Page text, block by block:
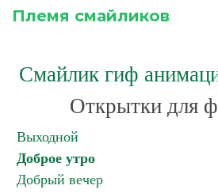
Племя смайликов
Смайлик гиф
Открытки для
Выходной
Доброе утро
Добрый вечер